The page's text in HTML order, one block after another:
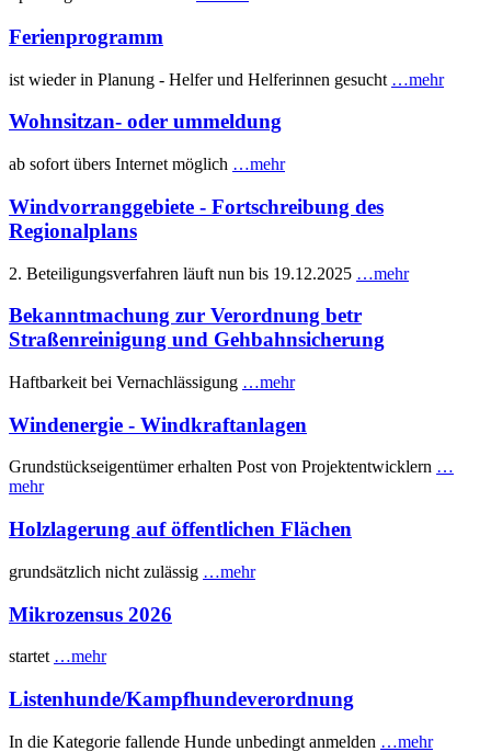
Ferienprogramm
ist wieder in Planung - Helfer und Helferinnen gesucht …mehr
Wohnsitzan- oder ummeldung
ab sofort übers Internet möglich …mehr
Windvorranggebiete - Fortschreibung des
Regionalplans
2. Beteiligungsverfahren läuft nun bis 19.12.2025 …mehr
Bekanntmachung zur Verordnung betr
Straßenreinigung und Gehbahnsicherung
Haftbarkeit bei Vernachlässigung …mehr
Windenergie - Windkraftanlagen
Grundstückseigentümer erhalten Post von Projektentwicklern …
mehr
Holzlagerung auf öffentlichen Flächen
grundsätzlich nicht zulässig …mehr
Mikrozensus 2026
startet …mehr
Listenhunde/Kampfhundeverordnung
In die Kategorie fallende Hunde unbedingt anmelden …mehr